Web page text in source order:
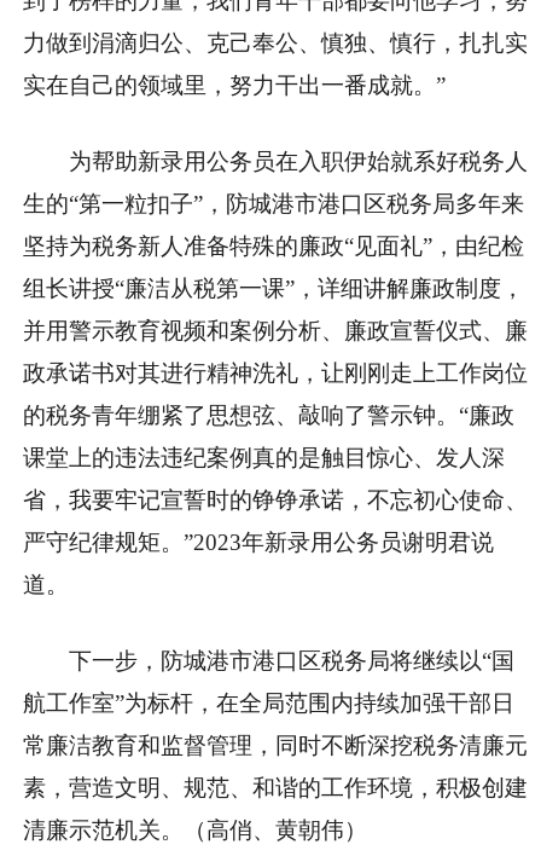
力做到涓滴归公、克己奉公、慎独、慎行，扎扎实
实在自己的领域里，努力干出一番成就。”
为帮助新录用公务员在入职伊始就系好税务人
生的“第一粒扣子”，防城港市港口区税务局多年来
坚持为税务新人准备特殊的廉政“见面礼”，由纪检
组长讲授“廉洁从税第一课”，详细讲解廉政制度，
并用警示教育视频和案例分析、廉政宣誓仪式、廉
政承诺书对其进行精神洗礼，让刚刚走上工作岗位
的税务青年绷紧了思想弦、敲响了警示钟。“廉政
课堂上的违法违纪案例真的是触目惊心、发人深
省，我要牢记宣誓时的铮铮承诺，不忘初心使命、
严守纪律规矩。”2023年新录用公务员谢明君说
道。
下一步，防城港市港口区税务局将继续以“国
航工作室”为标杆，在全局范围内持续加强干部日
常廉洁教育和监督管理，同时不断深挖税务清廉元
素，营造文明、规范、和谐的工作环境，积极创建
清廉示范机关。（高俏、黄朝伟）